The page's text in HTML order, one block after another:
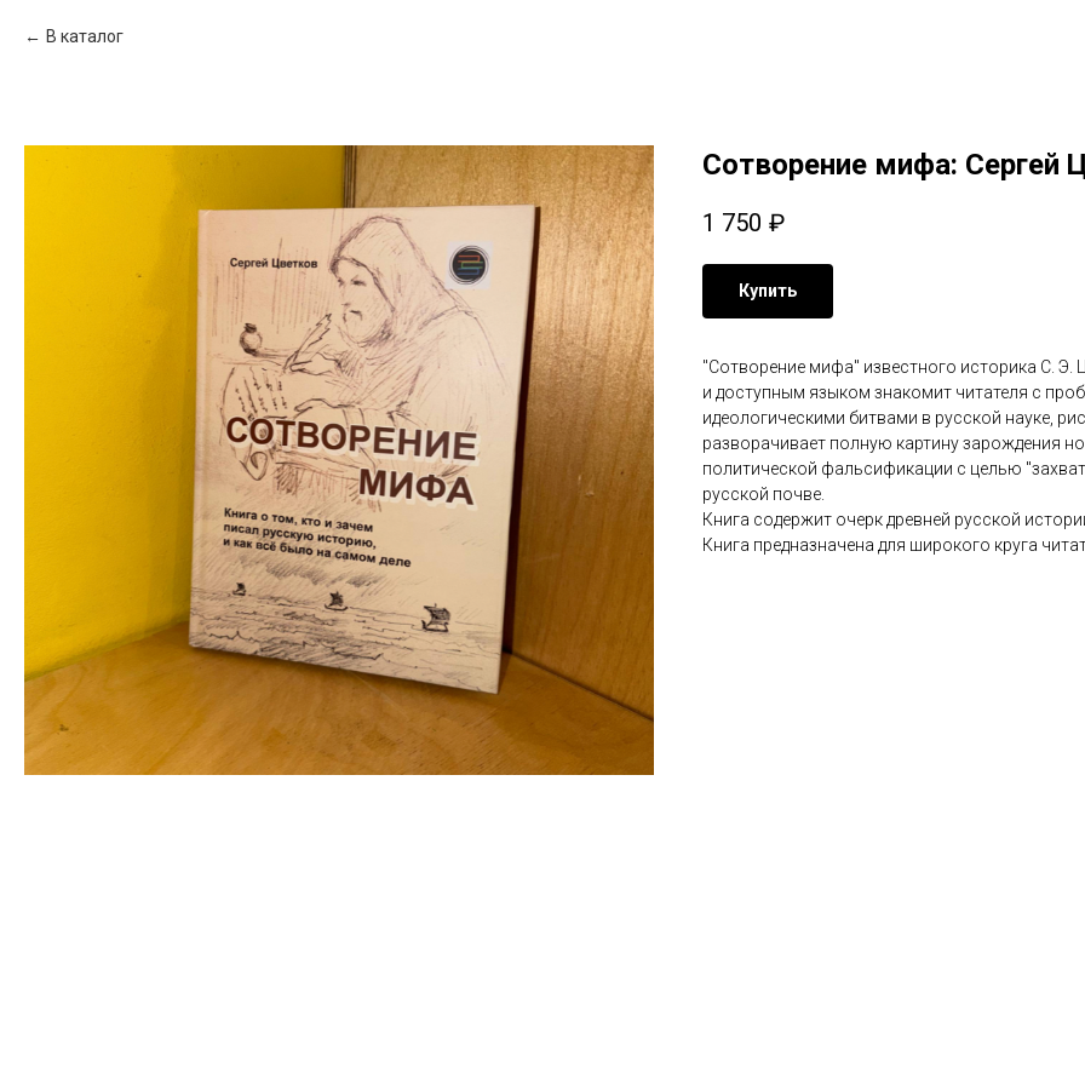
В каталог
Сотворение мифа: Сергей
1 750 ₽
Купить
"Сотворение мифа" известного историка С. Э.
и доступным языком знакомит читателя с
идеологическими битвами в русской науке,
разворачивает полную картину зарождения
политической фальсификации с целью
русской почве.
Книга содержит очерк древней русской
Книга предназначена для широкого круга